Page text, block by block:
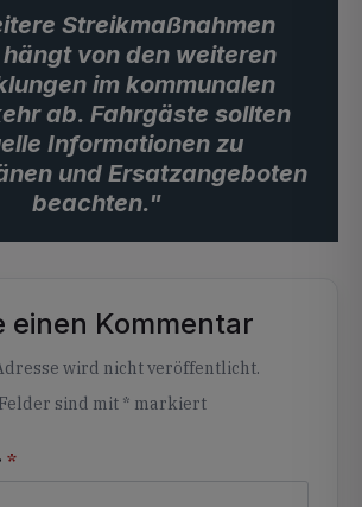
Streikmaßnahmen
von den weiteren
im kommunalen
ab. Fahrgäste sollten
Informationen zu
und Ersatzangeboten
beachten."
einen Kommentar
wird nicht veröffentlicht.
sind mit * markiert
*